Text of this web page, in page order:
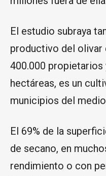
El estudio subraya
productivo del olivar
400.000 propietarios
hectáreas, es un
municipios del
El 69% de la
de secano, en
rendimiento o con